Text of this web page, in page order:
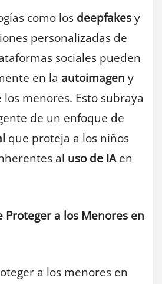
como los deepfakesy
personalizadas de
sociales pueden
en la autoimagen y
los menores. Esto subraya
de un enfoque de
que proteja a los niños
al uso de IAen
Proteger a los Menores en
a los menores en